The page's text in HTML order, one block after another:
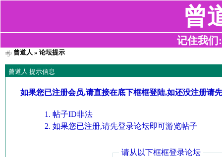
曾
记住我们
曾道人 » 论坛提示
曾道人 提示信息
如果您已注册会员,请直接在底下框框登陆,如还没注册请
帖子ID非法
如果您已注册,请先登录论坛即可游览帖子
请从以下框框登录论坛